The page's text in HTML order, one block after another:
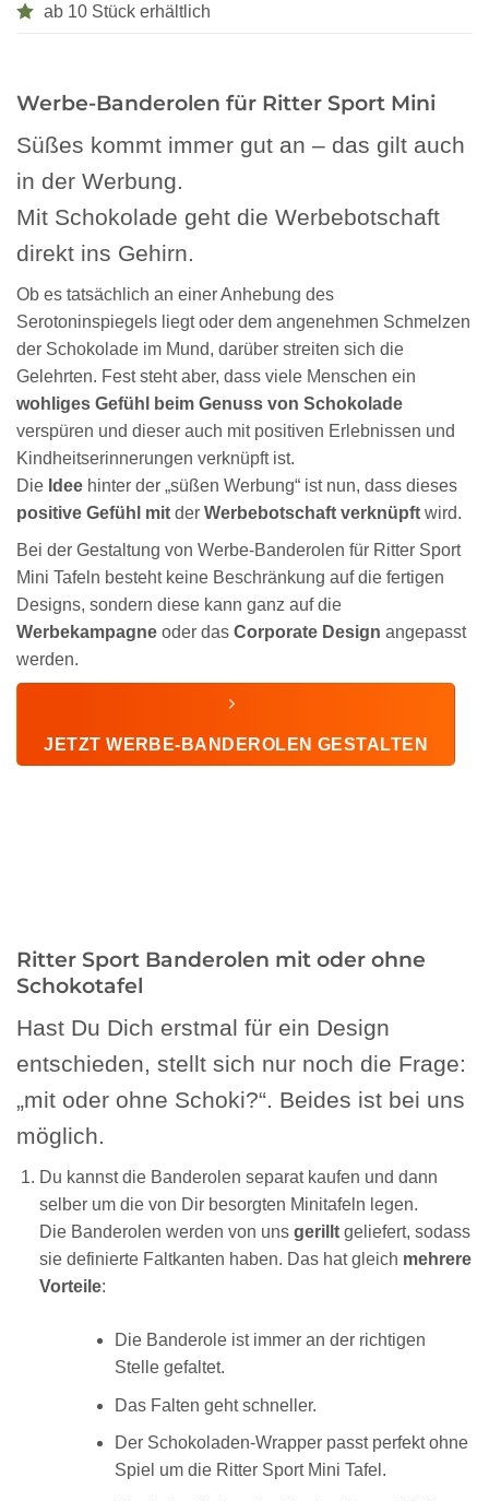
ab 10 Stück erhältlich
Werbe-Banderolen für Ritter Sport Mini
Süßes kommt immer gut an – das gilt auch
in der Werbung.
Mit Schokolade geht die Werbebotschaft
direkt ins Gehirn.
Ob es tatsächlich an einer Anhebung des
Serotoninspiegels liegt oder dem angenehmen Schmelzen
der Schokolade im Mund, darüber streiten sich die
Gelehrten. Fest steht aber, dass viele Menschen ein
wohliges Gefühl beim Genuss von Schokolade
verspüren und dieser auch mit positiven Erlebnissen und
Kindheitserinnerungen verknüpft ist.
Die Idee hinter der „süßen Werbung“ ist nun, dass dieses
positive Gefühl mit der Werbebotschaft verknüpft wird.
Bei der Gestaltung von Werbe-Banderolen für Ritter Sport
Mini Tafeln besteht keine Beschränkung auf die fertigen
Designs, sondern diese kann ganz auf die
Werbekampagne oder das Corporate Design angepasst
werden.
JETZT WERBE-BANDEROLEN GESTALTEN
Ritter Sport Banderolen mit oder ohne
Schokotafel
Hast Du Dich erstmal für ein Design
entschieden, stellt sich nur noch die Frage:
„mit oder ohne Schoki?“. Beides ist bei uns
möglich.
Du kannst die Banderolen separat kaufen und dann
selber um die von Dir besorgten Minitafeln legen.
Die Banderolen werden von uns gerilltgeliefert, sodass
sie definierte Faltkanten haben. Das hat gleich mehrere
Vorteile:
Die Banderole ist immer an der richtigen
Stelle gefaltet.
Das Falten geht schneller.
Der Schokoladen-Wrapper passt perfekt ohne
Spiel um die Ritter Sport Mini Tafel.